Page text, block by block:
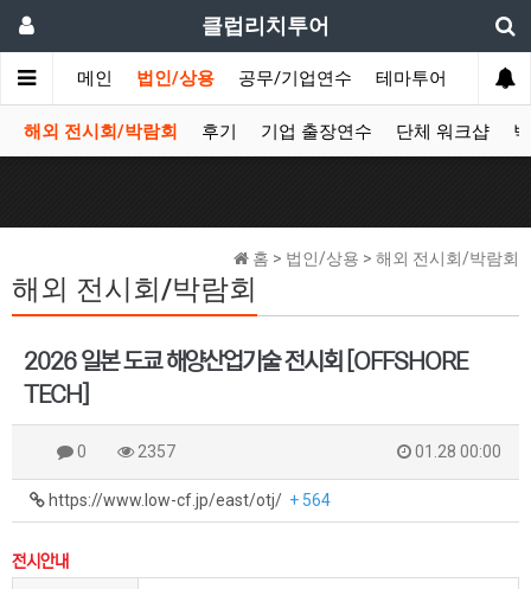
클럽리치투어
메인 법인/상용 공무/기업연수 테마투어 데이투
해외 전시회/박람회 후기 기업 출장연수 단체 워크샵
홈 > 법인/상용 > 해외 전시회/박람회
해외 전시회/박람회
2026 일본 도쿄 해양산업기술 전시회 [OFFSHORE
TECH]
0 2357 01.28 00:00
https://www.low-cf.jp/east/otj/ + 564
전시안내